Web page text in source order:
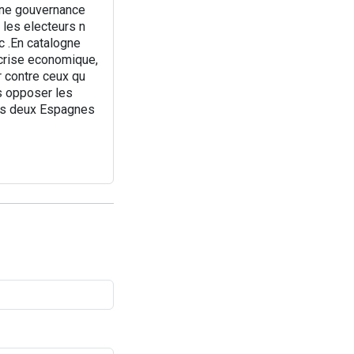
gouvernance
les electeurs n
.En catalogne
economique,
ceux qu
opposer les
deux Espagnes